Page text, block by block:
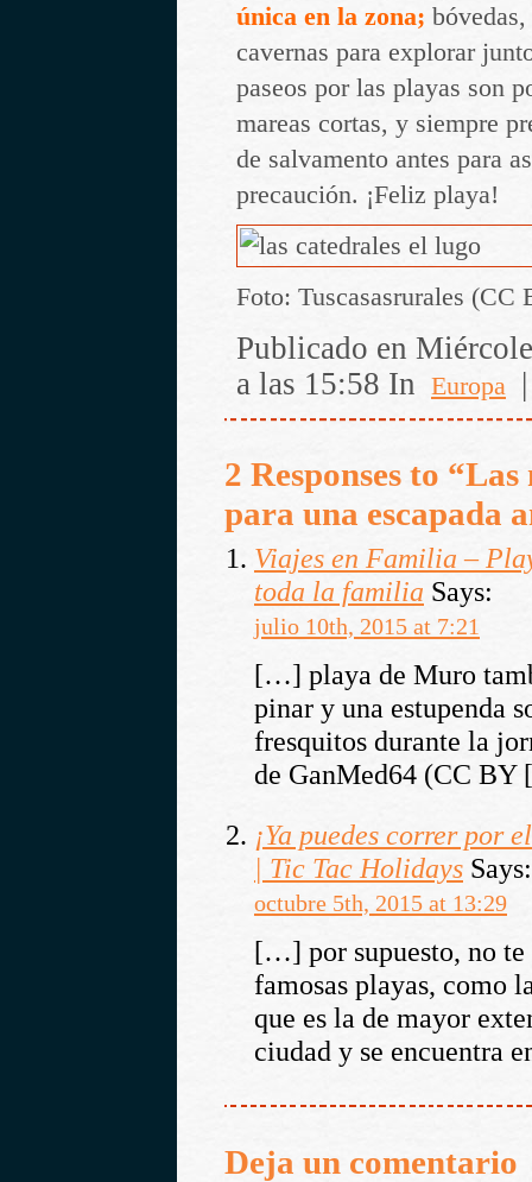
única en la zona;
cavernas para explorar
paseos por las playas son
mareas cortas, y siempre
de salvamento antes para
precaución. ¡Feliz playa!
Foto: Tuscasasrurales (CC
Publicado en
a las 15:58 In
Europa
2 Responses to
para una escapada
Viajes en Familia –
toda la familia Says:
julio 10th, 2015 at 7:21
[…] playa de Muro
pinar y una estupenda
fresquitos durante la
de GanMed64 (CC
¡Ya puedes correr por
| Tic Tac Holidays Says:
octubre 5th, 2015 at 13:29
[…] por supuesto, no te
famosas playas, como
que es la de mayor
ciudad y se encuentra
Deja un comentario